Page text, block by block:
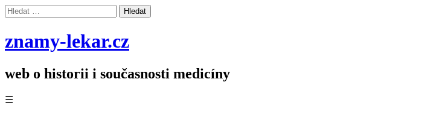
Vyhledávání
znamy-lekar.cz
web o historii i současnosti medicíny
☰